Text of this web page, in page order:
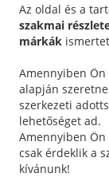
Az oldal és a
szakmai
márkák
Amennyiben Ön
alapján
szerkezeti
lehetőséget ad.
Amennyiben Ön
csak érdeklik a
kívánunk!